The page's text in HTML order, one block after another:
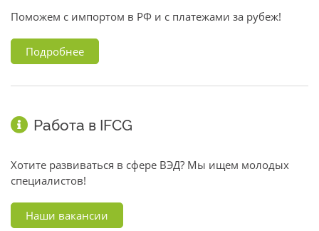
Поможем с импортом в РФ и с платежами за рубеж!
Подробнее
Работа в IFCG
Хотите развиваться в сфере ВЭД? Мы ищем молодых
специалистов!
Наши вакансии